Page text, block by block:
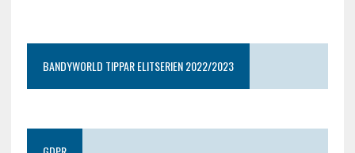
BANDYWORLD TIPPAR ELITSERIEN 2022/2023